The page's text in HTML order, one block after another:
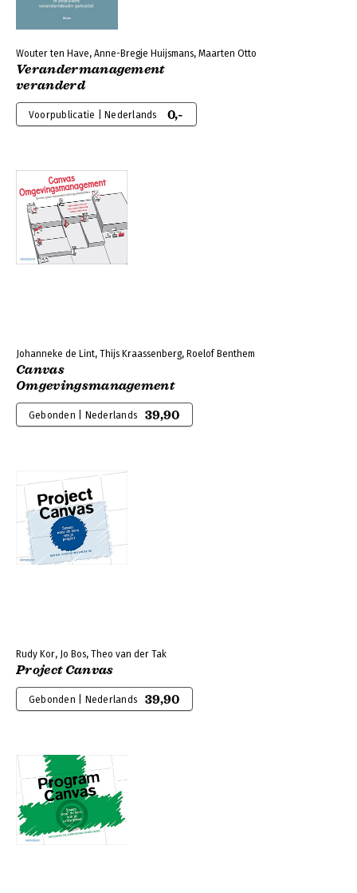
Wouter ten Have, Anne-Bregje Huijsmans, Maarten Otto
Verandermanagement
veranderd
Voorpublicatie | Nederlands 0,-
Johanneke de Lint, Thijs Kraassenberg, Roelof Benthem
Canvas
Omgevingsmanagement
Gebonden | Nederlands 39,90
Rudy Kor, Jo Bos, Theo van der Tak
Project Canvas
Gebonden | Nederlands 39,90